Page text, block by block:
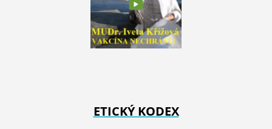
ETICKÝ KODEX